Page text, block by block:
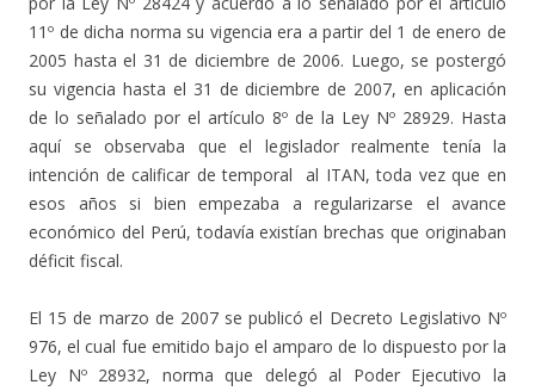
11º de dicha norma su vigencia era a partir del 1 de enero de
2005 hasta el 31 de diciembre de 2006. Luego, se postergó
su vigencia hasta el 31 de diciembre de 2007, en aplicación
de lo señalado por el artículo 8º de la Ley Nº 28929. Hasta
aquí se observaba que el legislador realmente tenía la
intención de calificar de temporal al ITAN, toda vez que en
esos años si bien empezaba a regularizarse el avance
económico del Perú, todavía existían brechas que originaban
déficit fiscal.
El 15 de marzo de 2007 se publicó el Decreto Legislativo Nº
976, el cual fue emitido bajo el amparo de lo dispuesto por la
Ley Nº 28932, norma que delegó al Poder Ejecutivo la